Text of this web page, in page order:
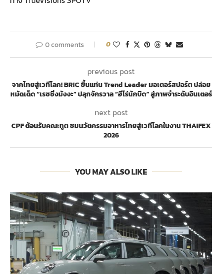
0 comments 0
previous post
จากไทยสู่เวทีโลก! BRIC ขึ้นแท่น Trend Leader มอเตอร์สปอร์ต ปล่อย
หมัดเด็ด “เรซซิ่งมังงะ” ปลุกจักรวาล “ฮีโร่นักบิด” สู่ภาพจำระดับอินเตอร์
next post
CPF ต้อนรับคณะทูต ชมนวัตกรรมอาหารไทยสู่เวทีโลกในงาน THAIFEX
2026
YOU MAY ALSO LIKE